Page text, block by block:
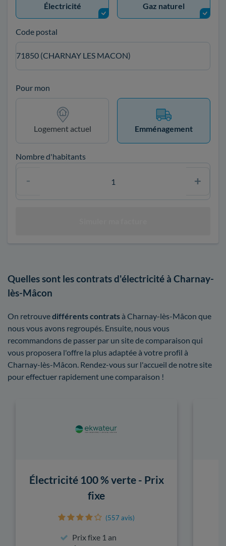
Électricité Gaz naturel
Code postal
71850 (CHARNAY LES MACON)
Pour mon
Logement actuel Emménagement
Nombre d'habitants
Quelles sont les contrats d'électricité à Charnay-
lès-Mâcon
On retrouvedifférents contratsà Charnay-lès-Mâcon que
nous vous avons regroupés. Ensuite, nous vous
recommandons de passer par un site de comparaison qui
vous proposera l'offre la plus adaptée à votre profil à
Charnay-lès-Mâcon. Rendez-vous sur l'accueil de notre site
pour effectuer rapidement une comparaison !
Électricité 100 % verte - Prix
fixe
(557 avis)
Prix fixe 1 an